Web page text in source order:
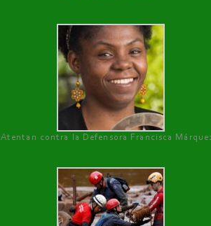
Atentan contra la Defensora Francisca